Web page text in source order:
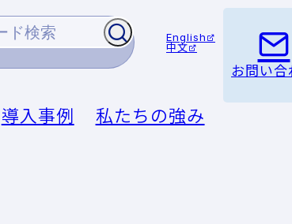
English
中文
導入事例 私たちの強み
お問い合